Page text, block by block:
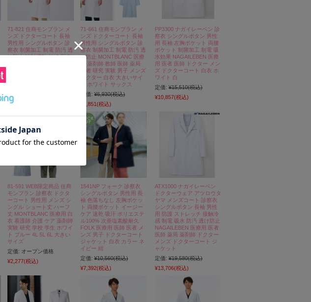
71-821 住商モンブラン メ
ンズ ドクターコート 長袖
男性用 シングルボタン 診
察衣 制菌加工 制電 防汚 透
け防止 MONTBLANC 医療
¥7,931
71-661 住商モンブラン メ
ンズ ドクターコート 長袖
男性用 シングルボタン 診
察衣 制菌加工 制電 防汚 透
け防止 MONTBLANC 医療
用 薬剤師 教師 医師 薬局
医者 研究 実験 男子 メンズ
ドクター 白衣 大きいサイ
ズ ホワイト サックス
定価: ¥6,930(税込)
¥4,851(税込)
PP3300 ナガイレーベン 診
察衣 シングルボタン 男性
用 長袖 左胸ポケット 両腰
ポケット 制菌加工 制電 吸
水効果 NAGAILEBEN 医療
用 医者 医師 ドクター メン
ズ ドクターコート 白衣 ホ
ワイト 白
定価: ¥15,510(税込)
¥10,857(税込)
81-591 WEB限定商品 住商
モンブラン 診察衣 ドクタ
ーコート 男性用 メンズ シ
ングル ショート丈 ハーフ
丈 MONTBLANC 医療用 白
衣 看護師 介護 ケア 薬剤師
実験 研究 学校 学生 ホワイ
ト ブルー 4L 5L 6L 大きい
サイズ
定価: オープン価格
¥2,277(税込)
1541NP フォーク 診察衣
シングルボタン 男性用 長
袖 色落ちなし 左胸ポケッ
ト 両腰ポケット イージー
ケア 速乾 吸汗 ポリエステ
ル100% 次亜塩素酸耐久
FOLK 医療用 医師 医者 メ
ンズ 男子 ドクターコート
ジャケット 白衣 カラー ネ
イビー 紺
定価: ¥10,560(税込)
¥7,392(税込)
ATX1000 ナガイレーベン
ドクターウェア アツロウタ
ヤマ メンズコート 診察衣
シングルボタン 長袖 男性
用 防護 ストレッチ 接触冷
感 制電 吸水 防汚 透け防止
NAGAILEBEN 医療用 医者
医師 薬局 薬剤師 ドクター
メンズ ドクターコート ジ
ャケット
定価: ¥19,580(税込)
¥13,706(税込)